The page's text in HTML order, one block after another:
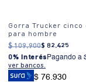
Gorra Trucker cinco
para hombre
$ 109.900$ 82.425
0% Interés Pagando a
ver bancos.
$ 76.930